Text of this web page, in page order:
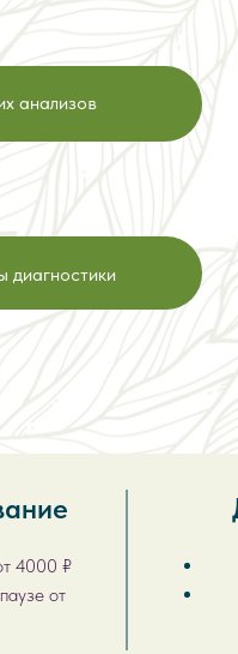
анализов
диагностики
4000 ₽
от